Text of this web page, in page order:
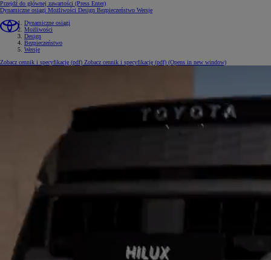
Przejdź do głównej zawartości (Press Enter)
Dynamiczne osiągi Możliwości Design Bezpieczeństwo Wersje
Dynamiczne osiągi
Możliwości
Design
Bezpieczeństwo
Wersje
Zobacz cennik i specyfikację (pdf) Zobacz cennik i specyfikację (pdf) (Opens in new window)